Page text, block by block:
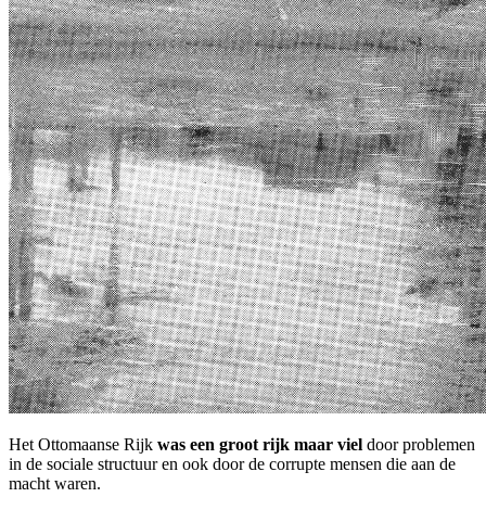
Het Ottomaanse Rijk was een groot rijk maar viel door problemen
in de sociale structuur en ook door de corrupte mensen die aan de
macht waren.